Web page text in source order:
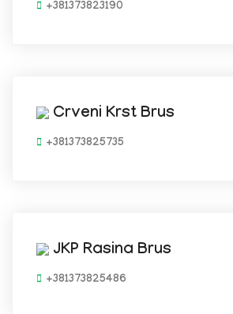
+381373823190
Crveni Krst Brus
+381373825735
JKP Rasina Brus
+381373825486